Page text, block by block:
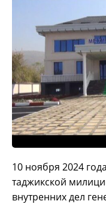
10 ноября 2024
таджикской
внутренних дел